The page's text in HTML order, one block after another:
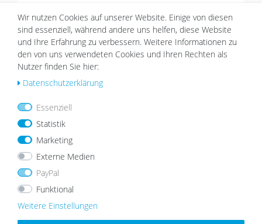
Über
PHOTOLINI ist ein norddeutscher Online-Shop für
Wandgestaltung aus Kiel. Bei uns findest du
Bilderrahmen,Bilderrahmen-Setsund künstliche
Pflanzenwände– für schöne Wände, persönliche
Bilder und ein Zuhause mit Charakter.
Mehr über Photolini »
Einkaufen & Service
Warenkorb
Zahlungsarten
Versandinformationen
Reklamation / Rücksendung
Wir nutzen Cookies auf unserer Website. Einige von diesen
sind essenziell, während andere uns helfen, diese Website
und Ihre Erfahrung zu verbessern. Weitere Informationen zu
den von uns verwendeten Cookies und Ihren Rechten als
Nutzer finden Sie hier:
Daten­schutz­erklärung
Essenziell
Statistik
Marketing
Externe Medien
PayPal
Funktional
Weitere Einstellungen